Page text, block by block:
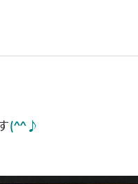
(^^♪